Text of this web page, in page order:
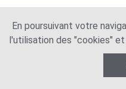
En poursuivant votre
l'utilisation des "cookies"